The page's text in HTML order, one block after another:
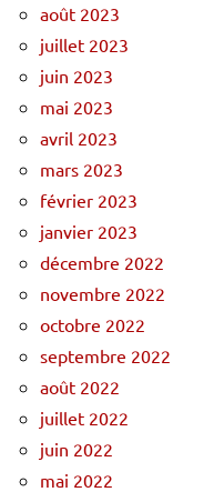
août 2023
juillet 2023
juin 2023
mai 2023
avril 2023
mars 2023
février 2023
janvier 2023
décembre 2022
novembre 2022
octobre 2022
septembre 2022
août 2022
juillet 2022
juin 2022
mai 2022